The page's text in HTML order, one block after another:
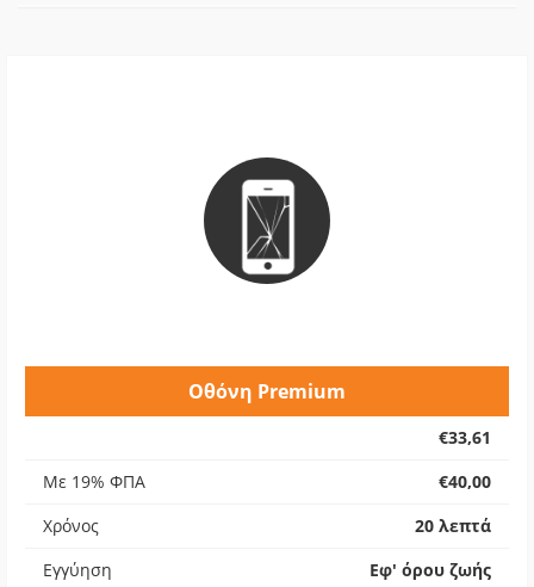
Οθόνη Premium
€33,61
Με 19% ΦΠΑ
€40,00
Χρόνος
20 λεπτά
Εγγύηση
Εφ' όρου ζωής